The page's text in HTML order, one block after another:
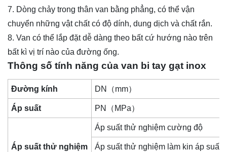
7. Dòng chảy trong thân van bằng phẳng, có thể vận
chuyển những vật chất có độ dính, dung dịch và chất rắn.
8. Van có thể lắp đặt dễ dàng theo bất cứ hướng nào trên
bất kì vị trí nào của đường ống.
Thông số tính năng của van bi tay gạt inox
Đường kính DN（mm）
Áp suất PN（MPa）
Áp suất thử nghiệm
Áp suất thử nghiệm cường độ
Áp suất thử nghiệm làm kin áp suất